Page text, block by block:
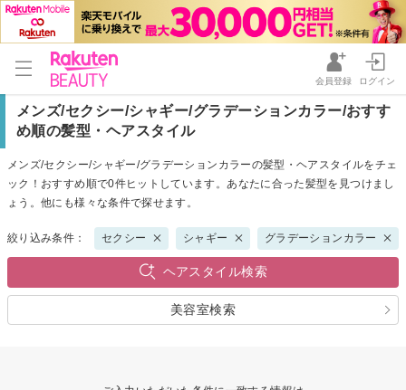
会員登録 ログイン
メンズ/セクシー/シャギー/グラデーションカラー/おすす
め順の髪型・ヘアスタイル
メンズ/セクシー/シャギー/グラデーションカラーの髪型・ヘアスタイルをチェ
ック！おすすめ順で0件ヒットしています。あなたに合った髪型を見つけまし
ょう。他にも様々な条件で探せます。
絞り込み条件： セクシー シャギー グラデーションカラー
ヘアスタイル検索
美容室検索